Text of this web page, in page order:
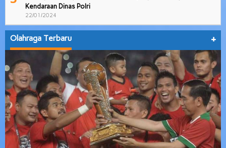
Kendaraan Dinas Polri
22/01/2024
Olahraga Terbaru +